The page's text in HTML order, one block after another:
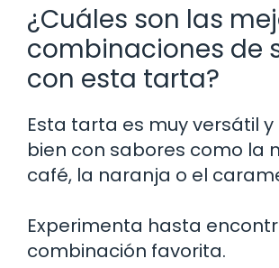
¿Cuáles son las
combinaciones de
con esta tarta?
Esta tarta es muy versátil
bien con sabores como la
café, la naranja o el
Experimenta hasta
combinación favorita.